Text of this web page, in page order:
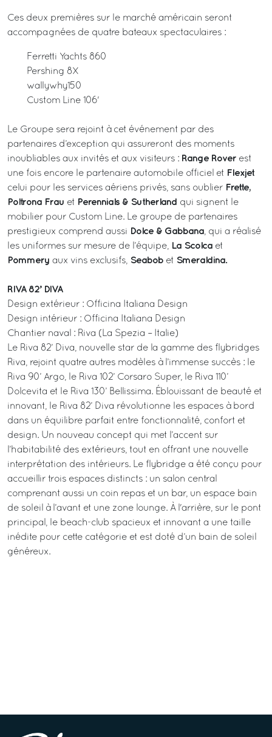
Ces deux premières sur le marché américain seront
accompagnées de quatre bateaux spectaculaires :
Ferretti Yachts 860
Pershing 8X
wallywhy150
Custom Line 106'
Le Groupe sera rejoint à cet événement par des
partenaires d’exception qui assureront des moments
inoubliables aux invités et aux visiteurs : Range Rover est
une fois encore le partenaire automobile officiel et Flexjet
celui pour les services aériens privés, sans oublier Frette,
Poltrona Frau et Perennials & Sutherland qui signent le
mobilier pour Custom Line. Le groupe de partenaires
prestigieux comprend aussi Dolce & Gabbana , qui a réalisé
les uniformes sur mesure de l’équipe,
La Scolca et
Pommery aux vins exclusifs, Seabob et Smeraldina.
RIVA 82’ DIVA
Design extérieur : Officina Italiana Design
Design intérieur : Officina Italiana Design
Chantier naval : Riva (La Spezia – Italie)
Le Riva 82’ Diva, nouvelle star de la gamme des flybridges
Riva, rejoint quatre autres modèles à l’immense succès : le
Riva 90’ Argo, le Riva 102’ Corsaro Super, le Riva 110’
Dolcevita et le Riva 130’ Bellissima. Éblouissant de beauté et
innovant, le Riva 82’ Diva révolutionne les espaces à bord
dans un équilibre parfait entre fonctionnalité, confort et
design. Un nouveau concept qui met l’accent sur
l’habitabilité des extérieurs, tout en offrant une nouvelle
interprétation des intérieurs. Le flybridge a été conçu pour
accueillir trois espaces distincts : un salon central
comprenant aussi un coin repas et un bar, un espace bain
de soleil à l’avant et une zone lounge. À l'arrière, sur le pont
principal, le beach-club spacieux et innovant a une taille
inédite pour cette catégorie et est doté d’un bain de soleil
généreux.